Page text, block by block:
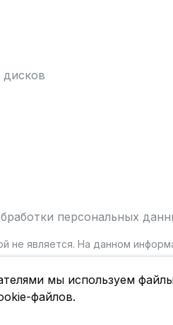
персональных
не является. На данном
мы используем
файлов.